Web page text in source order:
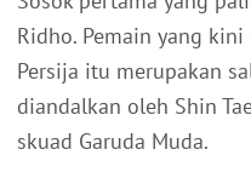
Ridho. Pemain yang
Persija itu merupakan
diandalkan oleh Shin
skuad Garuda Muda.